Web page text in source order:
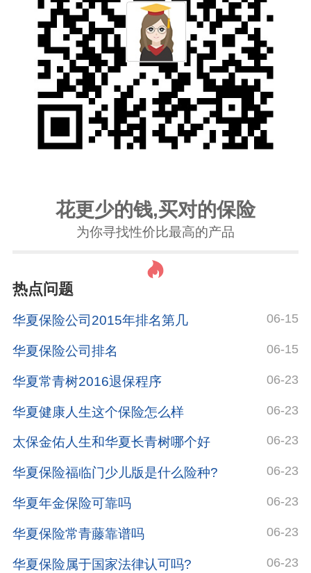
花更少的钱,买对的保险
为你寻找性价比最高的产品
热点问题
华夏保险公司2015年排名第几 06-15
华夏保险公司排名 06-15
华夏常青树2016退保程序 06-23
华夏健康人生这个保险怎么样 06-23
太保金佑人生和华夏长青树哪个好 06-23
华夏保险福临门少儿版是什么险种? 06-23
华夏年金保险可靠吗 06-23
华夏保险常青藤靠谱吗 06-23
华夏保险属于国家法律认可吗? 06-23